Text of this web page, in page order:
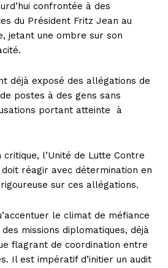
confrontée à des
du Président Fritz Jean au
jetant une ombre sur son
déjà exposé des allégations de
postes à des gens sans
portant atteinte
à
l’Unité de Lutte Contre
doit réagir avec détermination en
sur ces allégations.
le climat de méfiance
missions diplomatiques, déjà
flagrant de coordination entre
Il est impératif d’initier un audit